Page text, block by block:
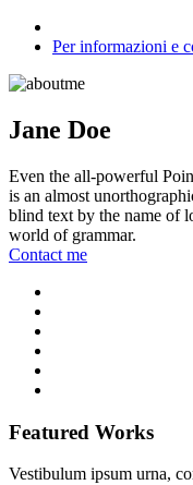
Per informazioni e
Jane Doe
Even the all-powerful
is an almost
blind text by the name of
world of grammar.
Contact me
Featured Works
Vestibulum ipsum urna,